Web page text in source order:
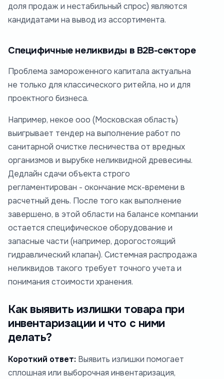
доля продаж и нестабильный спрос) являются
кандидатами на вывод из ассортимента.
Специфичные неликвиды в B2B-секторе
Проблема замороженного капитала актуальна
не только для классического ритейла, но и для
проектного бизнеса.
Например, некое ооо (Московская область)
выигрывает тендер на выполнение работ по
санитарной очистке лесничества от вредных
организмов и вырубке неликвидной древесины.
Дедлайн сдачи объекта строго
регламентирован - окончание мск-времени в
расчетный день. После того как выполнение
завершено, в этой области на балансе компании
остается специфическое оборудование и
запасные части (например, дорогостоящий
гидравлический клапан). Системная распродажа
неликвидов такого требует точного учета и
понимания стоимости хранения.
Как выявить излишки товара при
инвентаризации и что с ними
делать?
Короткий ответ: Выявить излишки помогает
сплошная или выборочная инвентаризация,